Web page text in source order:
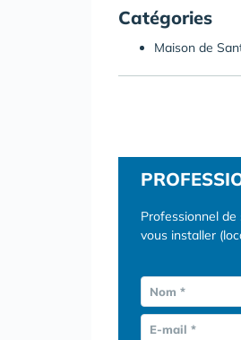
Catégories
Maison de
Professionnel
vous installer
Nom *
E-mail *